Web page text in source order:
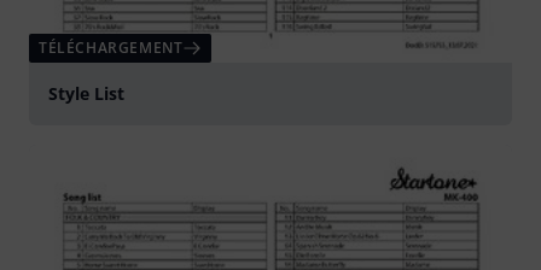
TÉLÉCHARGEMENT
Style List